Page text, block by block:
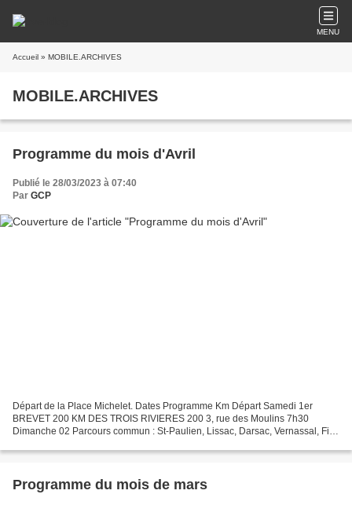
MENU
Accueil » MOBILE.ARCHIVES
MOBILE.ARCHIVES
Programme du mois d'Avril
Publié le 28/03/2023 à 07:40
Par GCP
Départ de la Place Michelet. Dates Programme Km Départ Samedi 1er
BREVET 200 KM DES TROIS RIVIERES 200 3, rue des Moulins 7h30
Dimanche 02 Parcours commun : St-Paulien, Lissac, Darsac, Vernassal, Fix,
Programme du mois de mars